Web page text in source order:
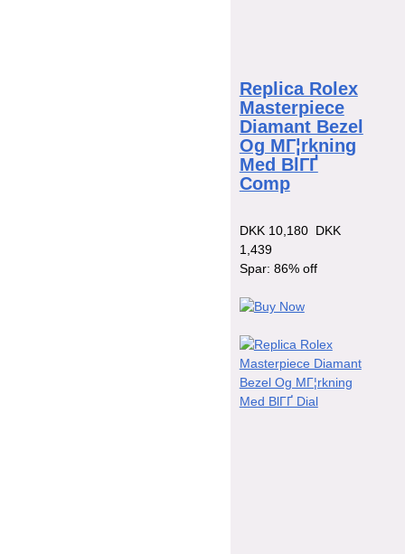
Replica Rolex
Masterpiece
Diamant Bezel
Og MГ¦rkning
Med BlГҐ
Comp
DKK 10,180 DKK
1,439
Spar: 86% off